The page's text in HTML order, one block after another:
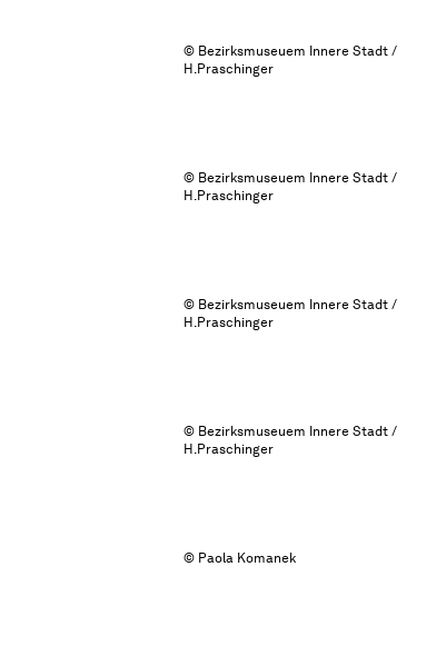
© Bezirksmuseuem Innere Stadt /
H.Praschinger
© Bezirksmuseuem Innere Stadt /
H.Praschinger
© Bezirksmuseuem Innere Stadt /
H.Praschinger
© Bezirksmuseuem Innere Stadt /
H.Praschinger
© Paola Komanek